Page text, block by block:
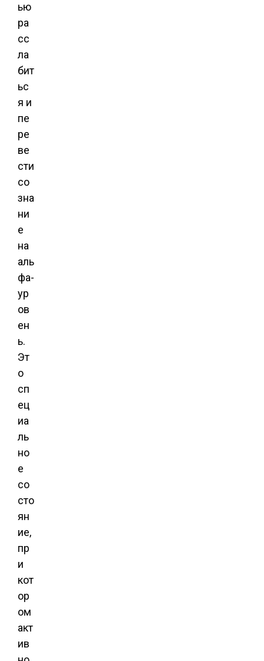
ью
ра
сс
ла
бит
ьс
я и
пе
ре
ве
сти
со
зна
ни
е
на
аль
фа-
ур
ов
ен
ь.
Эт
о
сп
ец
иа
ль
но
е
со
сто
ян
ие,
пр
и
кот
ор
ом
акт
ив